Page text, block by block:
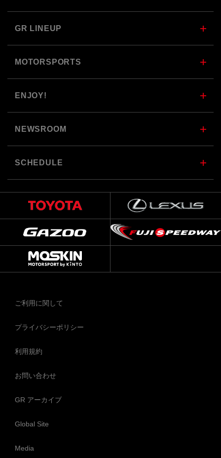
GR LINEUP
MOTORSPORTS
ENJOY!
NEWSROOM
SCHEDULE
ご利用に関して
プライバシーポリシー
利用規約
お問い合わせ
GR アーカイブ
Global Site
Media